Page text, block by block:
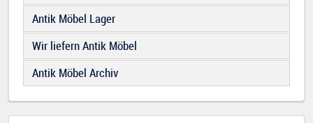
Antik Möbel Lager
Wir liefern Antik Möbel
Antik Möbel Archiv